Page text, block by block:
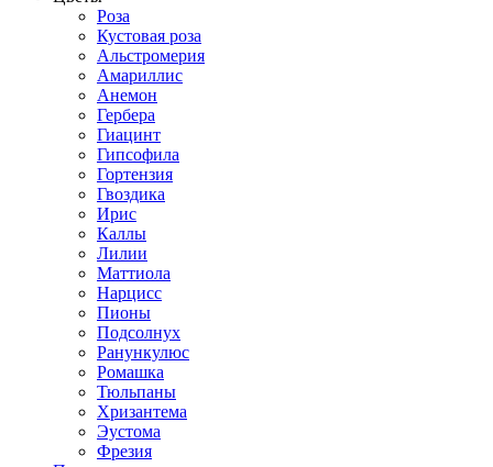
Роза
Кустовая роза
Альстромерия
Амариллис
Анемон
Гербера
Гиацинт
Гипсофила
Гортензия
Гвоздика
Ирис
Каллы
Лилии
Маттиола
Нарцисс
Пионы
Подсолнух
Ранункулюс
Ромашка
Тюльпаны
Хризантема
Эустома
Фрезия